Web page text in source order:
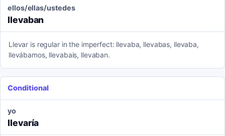
ellos/ellas/ustedes
llevaban
Llevar is regular in the imperfect: llevaba, llevabas, llevaba,
llevábamos, llevabais, llevaban.
Conditional
yo
llevaría